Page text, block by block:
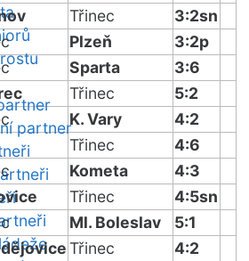
partner
Třinec
3:2sn
Plzeň
3:2p
Sparta
3:6
Třinec
5:2
K. Vary
4:2
Třinec
4:6
Kometa
4:3
Třinec
4:5sn
Ml. Boleslav
5:1
Třinec 4:2